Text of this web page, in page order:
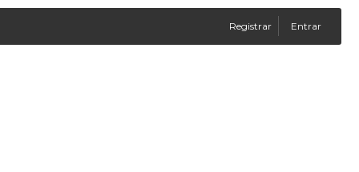
Registrar Entrar